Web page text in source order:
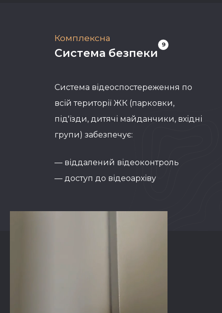
Комплексна
Система безпеки
9
Система відеоспостереження по
всій території ЖК (парковки,
під'їзди, дитячі майданчики, вхідні
групи) забезпечує:
— віддалений відеоконтроль
— доступ до відеоархіву